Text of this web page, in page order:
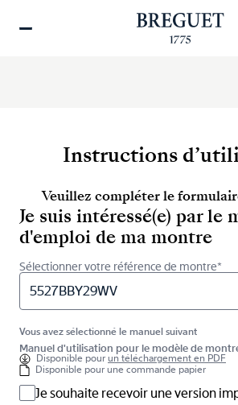
Instructions
Veuillez compléter le
Je suis intéressé(e) par le
d'emploi de ma montre
Sélectionner votre référence de montre*
5527BBY29WV
Vous avez sélectionné le manuel suivant
Manuel d'utilisation pour le modèle de
Disponible pourun téléchargement en PDF
Disponible pour une commande papier
Je souhaite recevoir une version